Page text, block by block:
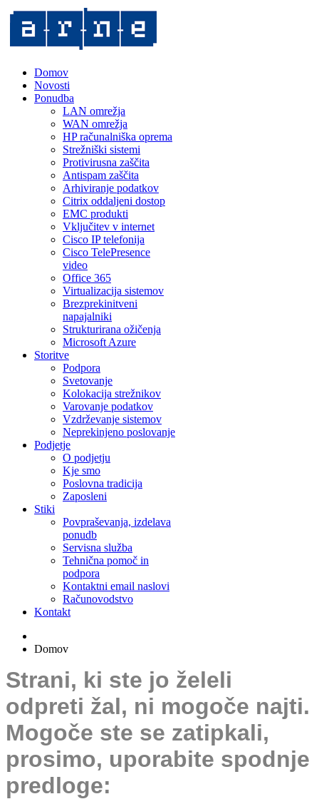
Domov
Novosti
Ponudba
LAN omrežja
WAN omrežja
HP računalniška oprema
Strežniški sistemi
Protivirusna zaščita
Antispam zaščita
Arhiviranje podatkov
Citrix oddaljeni dostop
EMC produkti
Vključitev v internet
Cisco IP telefonija
Cisco TelePresence
video
Office 365
Virtualizacija sistemov
Brezprekinitveni
napajalniki
Strukturirana ožičenja
Microsoft Azure
Storitve
Podpora
Svetovanje
Kolokacija strežnikov
Varovanje podatkov
Vzdrževanje sistemov
Neprekinjeno poslovanje
Podjetje
O podjetju
Kje smo
Poslovna tradicija
Zaposleni
Stiki
Povpraševanja, izdelava
ponudb
Servisna služba
Tehnična pomoč in
podpora
Kontaktni email naslovi
Računovodstvo
Kontakt
Domov
Strani, ki ste jo želeli
odpreti žal, ni mogoče najti.
Mogoče ste se zatipkali,
prosimo, uporabite spodnje
predloge: